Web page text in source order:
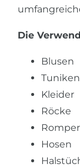
Die
Blusen
Tuniken
Kleider
Röcke
Romper
Hosen